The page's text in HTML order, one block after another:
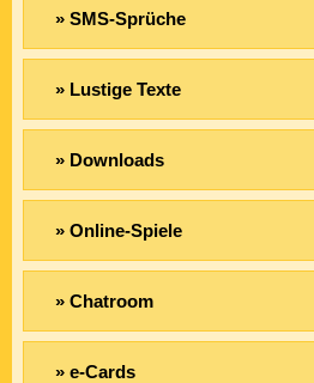
» SMS-Sprüche
» Lustige Texte
» Downloads
» Online-Spiele
» Chatroom
» e-Cards